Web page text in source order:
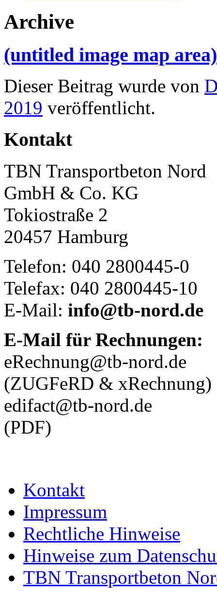
Archive
(untitled image map
Dieser Beitrag wurde von
2019 veröffentlicht.
Kontakt
TBN Transportbeton Nord
GmbH & Co. KG
Tokiostraße 2
20457 Hamburg
Telefon: 040 2800445-0
Telefax: 040 2800445-10
E-Mail: info@tb-nord.de
E-Mail für Rechnungen:
eRechnung@tb-nord.de
(ZUGFeRD & xRechnung)
edifact@tb-nord.de
(PDF)
Kontakt
Impressum
Rechtliche Hinweise
Hinweise zum
TBN Transportbeton